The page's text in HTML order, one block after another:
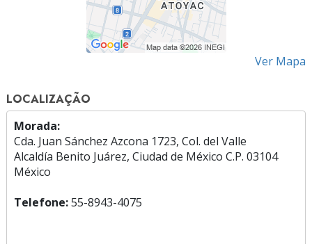
Ver Mapa
LOCALIZAÇÃO
Morada:
Cda. Juan Sánchez Azcona 1723, Col. del Valle
Alcaldía Benito Juárez, Ciudad de México C.P. 03104
México
Telefone:55-8943-4075